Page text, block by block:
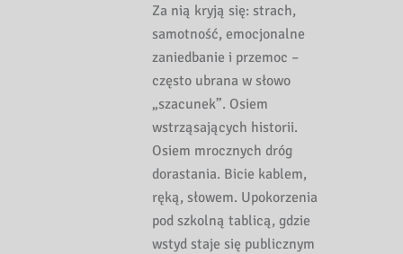
Za nią kryją się: strach,
samotność, emocjonalne
zaniedbanie i przemoc –
często ubrana w słowo
„szacunek”. Osiem
wstrząsających historii.
Osiem mrocznych dróg
dorastania. Bicie kablem,
ręką, słowem. Upokorzenia
pod szkolną tablicą, gdzie
wstyd staje się publicznym